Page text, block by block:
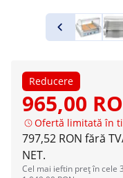
Reducere
965,00
Ofertă limitată în
797,52 RON fără
NET.
Cel mai ieftin preț în cele